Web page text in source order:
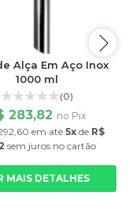
Alça Em Aço Inox
1000 ml
(0)
283,82 no Pix
em até 5x de R$
sem jurosno cartão
MAIS DETALHES